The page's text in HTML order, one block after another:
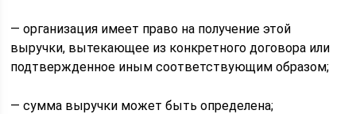
— организация имеет право на получение этой
выручки, вытекающее из конкретного договора или
подтвержденное иным соответствующим образом;
— сумма выручки может быть определена;